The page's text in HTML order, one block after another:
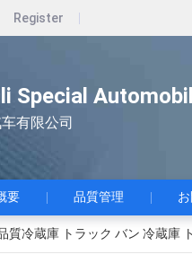
Register
Special
有限公司
要 品質管理
質冷蔵庫 トラック バン 冷蔵庫